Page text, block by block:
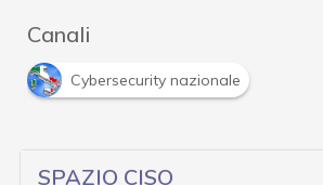
Canali
Cybersecurity nazionale
SPAZIO CISO